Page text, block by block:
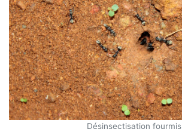
Désinsectisation fourmis